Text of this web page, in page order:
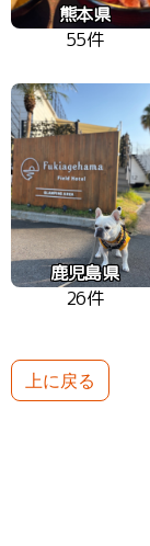
熊本県
55件
鹿児島県
26件
上に戻る